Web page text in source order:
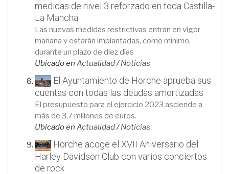
medidas de nivel 3 reforzado en toda Castilla-
La Mancha
Las nuevas medidas restrictivas entran en vigor
mañana y estarán implantadas, como mínimo,
durante un plazo de diez días
Ubicado en Actualidad/Noticias
El Ayuntamiento de Horche aprueba sus
cuentas con todas las deudas amortizadas
El presupuesto para el ejercicio 2023 asciende a
más de 3,7 millones de euros.
Ubicado en Actualidad/Noticias
Horche acoge el XVII Aniversario del
Harley Davidson Club con varios conciertos
de rock